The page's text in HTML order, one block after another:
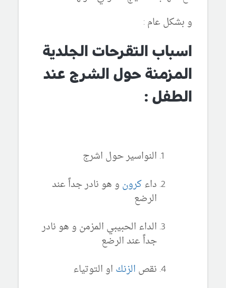
و بشكل عام :
اسباب التقرحات الجلدية
المزمنة حول الشرج عند
الطفل :
النواسير حول اشرج
داءكرون و هو نادر جداً عند
الرضع
الداء الحبيبي المزمن و هو نادر
جداً عند الرضع
نقص الزنك او التوتياء